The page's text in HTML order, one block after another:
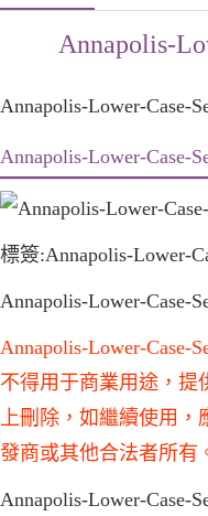
Annapolis-
Annapolis-Lower-Case-
Annapolis-Lower-Case-
標簽:Annapolis-Lower-
Annapolis-Lower-Case-
Annapolis-Lower-Case-
不得用于商業用途，提
上刪除，如繼續使用，
發商或其他合法者所有
Annapolis-Lower-Case-